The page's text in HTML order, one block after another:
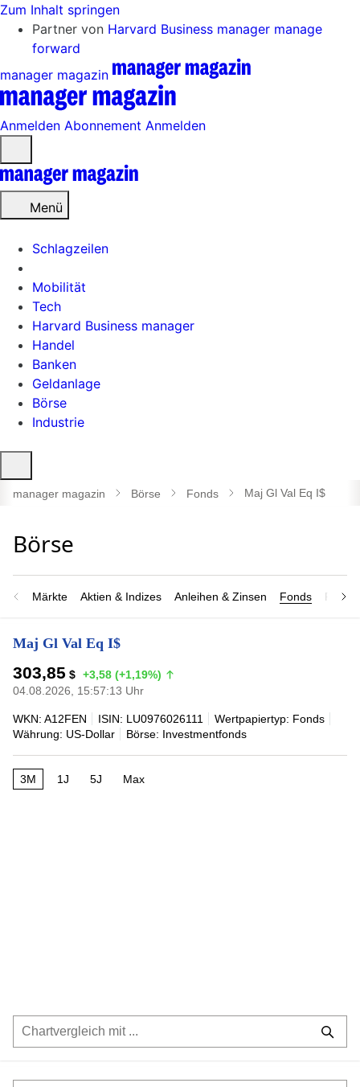
Zum Inhalt springen
Partner von Harvard Business manager manage
forward
manager magazin
Anmelden Abonnement Anmelden
öffnen
Menü
Schlagzeilen
Mobilität
Tech
Harvard Business manager
Handel
Banken
Geldanlage
Börse
Industrie
öffnen
manager magazin Börse Fonds Maj Gl Val Eq I$
Märkte Aktien & Indizes Anleihen & Zinsen Fonds
Maj Gl Val Eq I$
303,85 $ +3,58 (+1,19%)
04.08.2026, 15:57:13 Uhr
WKN: A12FEN ISIN: LU0976026111
Wertpapiertyp: Fonds
Währung: US-Dollar
Börse: Investmentfonds
3M 1J 5J Max